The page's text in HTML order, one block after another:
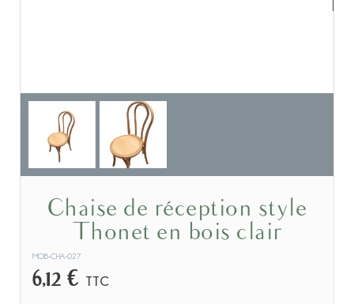
Chaise de réception style
Thonet en bois clair
MOB-CHA-027
6,12 € TTC